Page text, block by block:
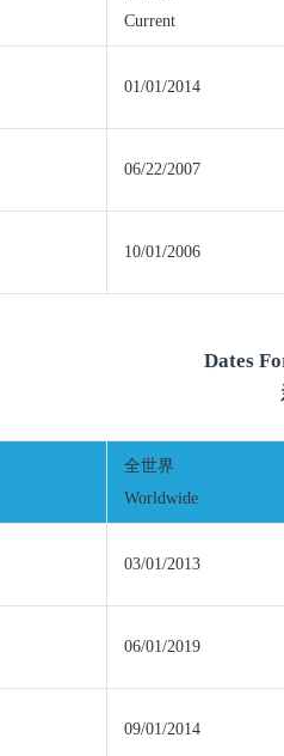
Current
01/01/2014
06/22/2007
10/01/2006
Dates
全世界
Worldwide
03/01/2013
06/01/2019
09/01/2014